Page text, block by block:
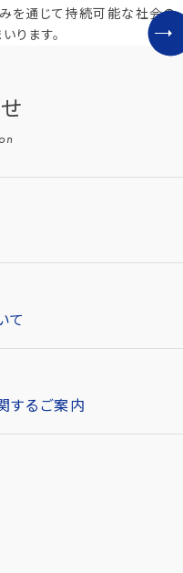
みを通じて持続可能な社会の
ります。
て
するご案内